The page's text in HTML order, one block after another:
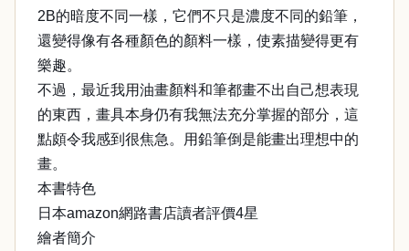
2B的暗度不同一樣，它們不只是濃度不同的鉛筆，
還變得像有各種顏色的顏料一樣，使素描變得更有
樂趣。
不過，最近我用油畫顏料和筆都畫不出自己想表現
的東西，畫具本身仍有我無法充分掌握的部分，這
點頗令我感到很焦急。用鉛筆倒是能畫出理想中的
畫。
本書特色
日本amazon網路書店讀者評價4星
繪者簡介